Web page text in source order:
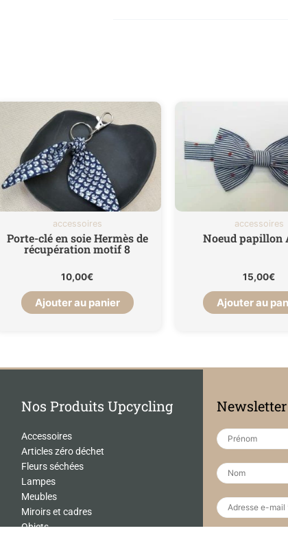
accessoires
Porte-clé en soie Hermès de
récupération motif 8
10,00€
Ajouter au panier
accessoires
Noeud papillon
15,00€
Ajouter au
Nos Produits Upcycling
Accessoires
Articles zéro déchet
Fleurs séchées
Lampes
Meubles
Miroirs et cadres
Objets
Newsletter